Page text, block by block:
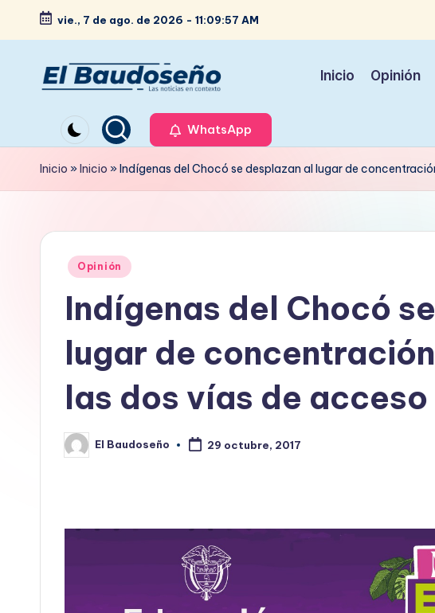
Saltar
contenido
vie., 7 de ago. de 2026 - 11:09:58 AM
e
ri
d
noticias
en
contexto
Inicio Opinión
WhatsApp
Inicio »Inicio »Indígenas del Chocó se desplazan al lugar de
Publicado
Opinión
Indígenas del Chocó
lugar de
las dos vías de
Publicado
por
El Baudoseño 29 octubre, 2017